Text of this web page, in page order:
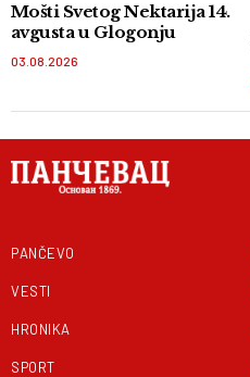
Mošti Svetog Nektarija 14.
avgusta u Glogonju
03.08.2026
PANČEVO
VESTI
HRONIKA
SPORT